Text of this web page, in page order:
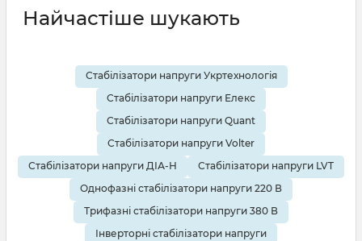
Найчастіше шукають
Стабілізатори напруги Укртехнологія
Стабілізатори напруги Елекс
Стабілізатори напруги Quant
Стабілізатори напруги Volter
Стабілізатори напруги ДІА-Н
Стабілізатори напруги LVT
Однофазні стабілізатори напруги 220 В
Трифазні стабілізатори напруги 380 В
Інверторні стабілізатори напруги